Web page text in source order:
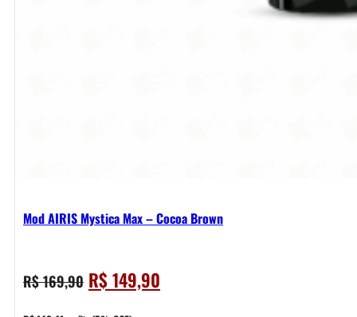
Mod AIRIS Mystica Max – Cocoa Brown
R$169,90 O
preço
R$149,90
preço